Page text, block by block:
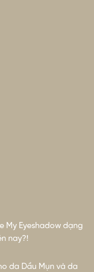
My Eyeshadow dạng
nay?!
da Dầu Mụn và da